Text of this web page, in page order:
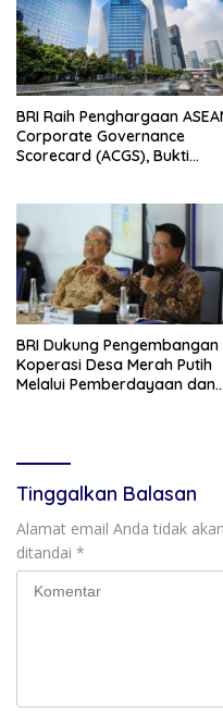
BRI Raih Penghargaan
Corporate Governance
Scorecard (ACGS), Bukti
BRI Dukung Pengembangan
Koperasi Desa Merah Putih
Melalui Pemberdayaan dan
Tinggalkan Balasan
Alamat email Anda tidak
ditandai *